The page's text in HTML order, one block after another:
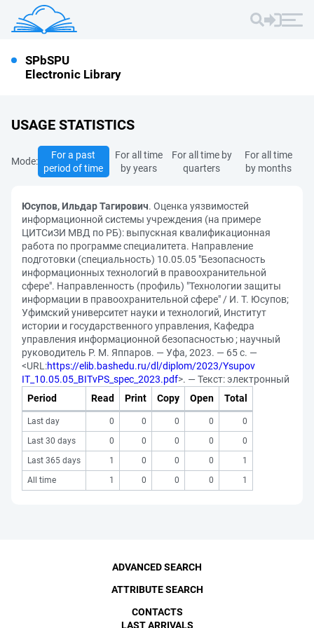
SPbSPU
Electronic Library
USAGE STATISTICS
Mode:
For a past
period of time
For all time
by years
For all time by
quarters
For all time
by months
Юсупов, Ильдар Тагирович. Оценка уязвимостей
информационной системы учреждения (на примере
ЦИТСиЗИ МВД по РБ): выпускная квалификационная
работа по программе специалитета. Направление
подготовки (специальность) 10.05.05 "Безопасность
информационных технологий в правоохранительной
сфере". Направленность (профиль) "Технологии защиты
информации в правоохранительной сфере" / И. Т. Юсупов;
Уфимский университет науки и технологий, Институт
истории и государственного управления, Кафедра
управления информационной безопасностью ; научный
руководитель Р. М. Яппаров. — Уфа, 2023. — 65 с. —
<URL:https://elib.bashedu.ru/dl/diplom/2023/Ysupov
IT_10.05.05_BITvPS_spec_2023.pdf>. — Текст: электронный
Period
Read Print Copy Open Total
Last day 0 0 0 0
0
Last 30 days
0 0 0 0
0
Last 365 days
1 0 0 0
1
All time
1 0 0 0 1
ADVANCED SEARCH
ATTRIBUTE SEARCH
CONTACTS
LAST ARRIVALS